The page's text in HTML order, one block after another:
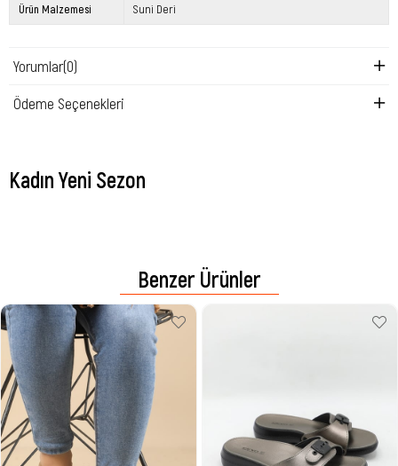
Ürün Malzemesi Suni Deri
Yorumlar(0)
Ödeme Seçenekleri
Kadın Yeni Sezon
Benzer Ürünler